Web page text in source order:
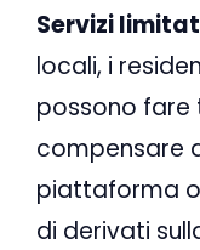
Servizi
locali, i
possono fare
compensare
piattaforma
di derivati